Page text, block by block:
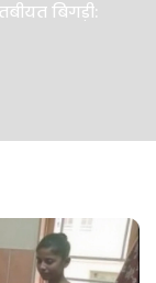
बिगड़ी: